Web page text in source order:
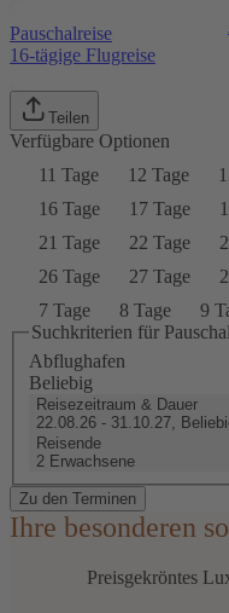
Pauschalreise
16-tägige Flugreise
Teilen
Verfügbare Optionen
11 Tage
12 Tage
16 Tage
17 Tage
21 Tage
22 Tage
26 Tage
27 Tage
7 Tage
8 Tage 9
Suchkriterien für
Abflughafen
Beliebig
Reisezeitraum & Dauer
22.08.26 - 31.10.27,
Reisende
2 Erwachsene
Zu den Terminen
Ihre besonderen
Preisgekröntes